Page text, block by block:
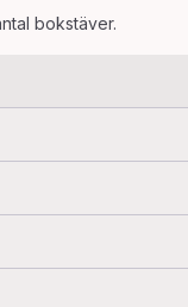
bokstäver.